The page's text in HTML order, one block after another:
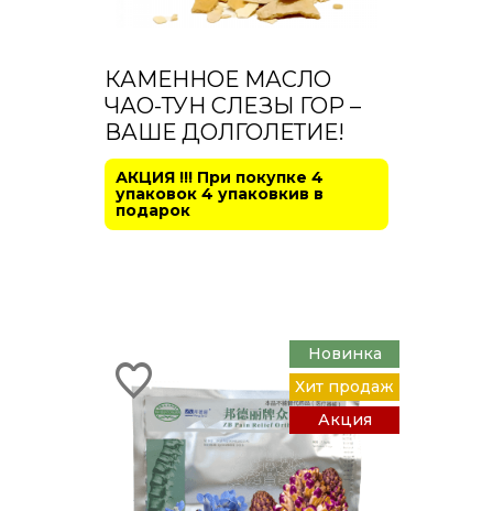
КАМЕННОЕ МАСЛО
ЧАО-ТУН СЛЕЗЫ ГОР –
ВАШЕ ДОЛГОЛЕТИЕ!
АКЦИЯ !!! При покупке 4
упаковок 4 упаковкив в
подарок
Новинка
Хит продаж
Акция